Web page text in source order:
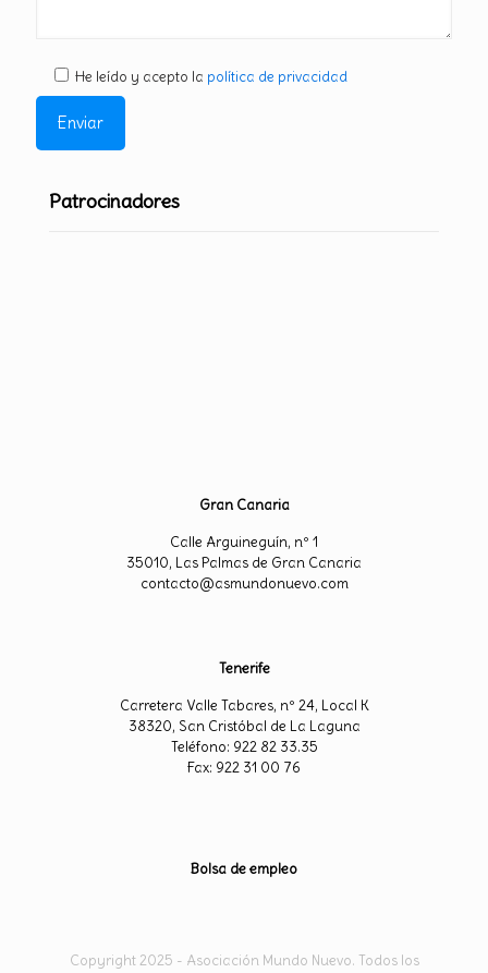
He leído y acepto la política de privacidad
Patrocinadores
Gran Canaria
Calle Arguineguín, nº 1
35010, Las Palmas de Gran Canaria
contacto@asmundonuevo.com
Tenerife
Carretera Valle Tabares, nº 24, Local K
38320, San Cristóbal de La Laguna
Teléfono: 922 82 33.35
Fax: 922 31 00 76
Bolsa de empleo
Copyright 2025 - Asociación Mundo Nuevo. Todos los